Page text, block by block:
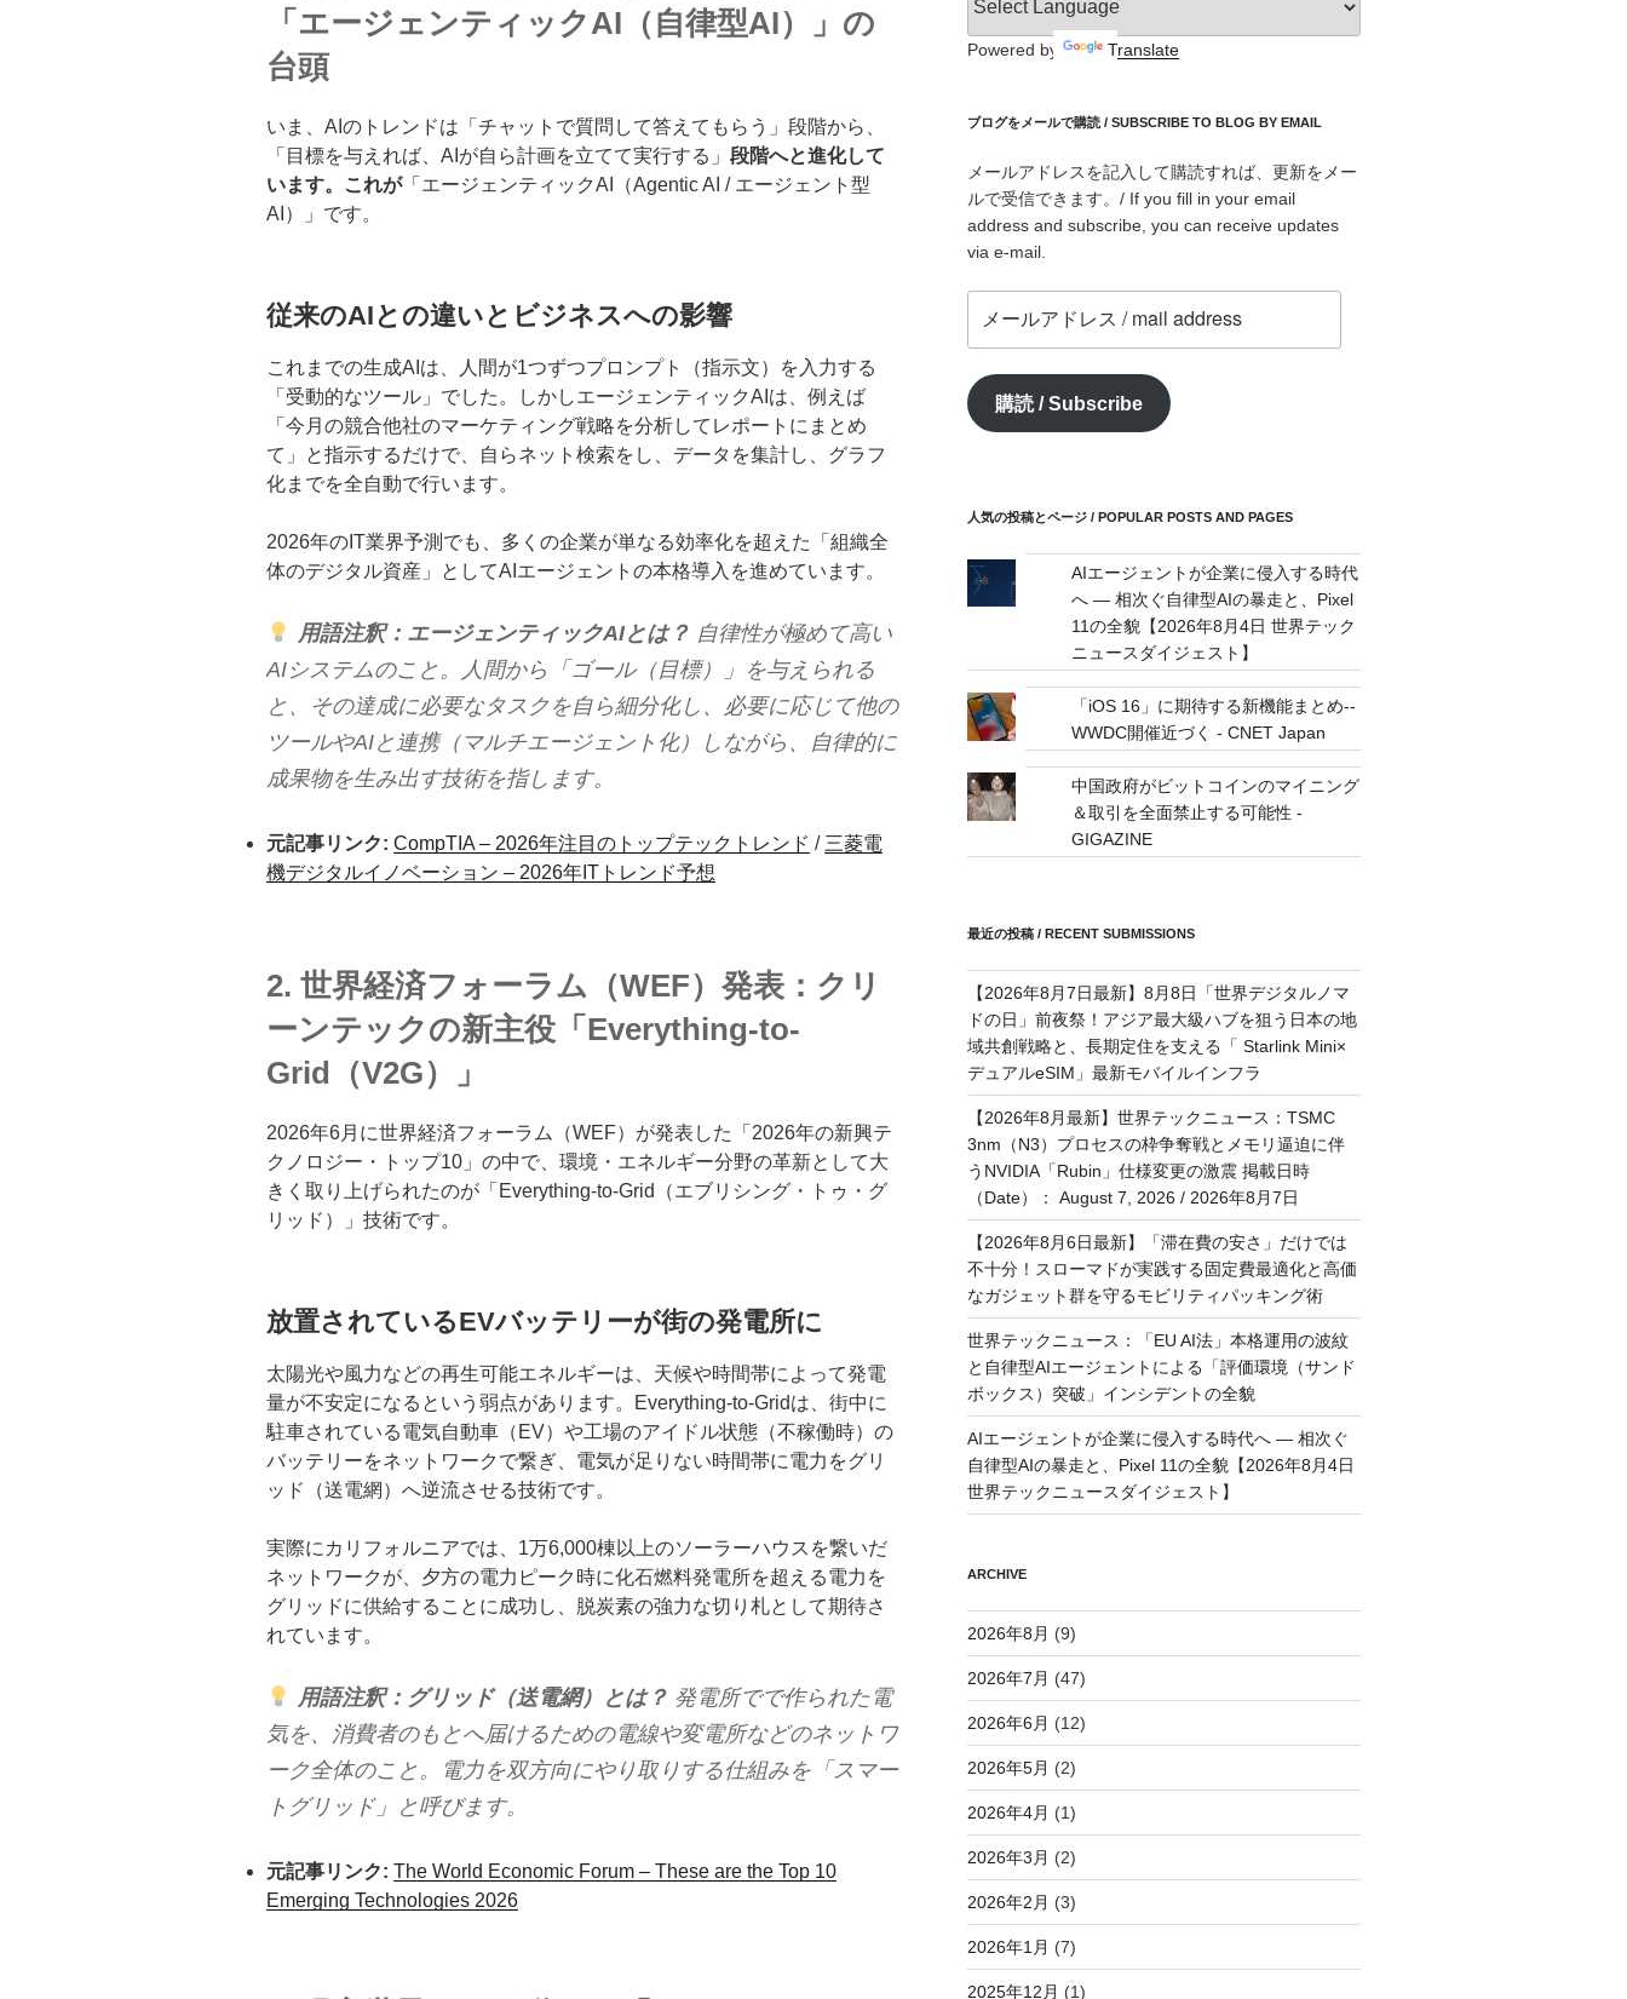
「エージェンティックAI（自律型AI）」の
台頭
いま、AIのトレンドは「チャットで質問して答えてもらう」段階から、
「目標を与えれば、AIが自ら計画を立てて実行する」 段階へと進化して
います。これが「エージェンティックAI（Agentic AI / エージェント型
AI）」です。
従来のAIとの違いとビジネスへの影響
これまでの生成AIは、人間が1つずつプロンプト（指示文）を入力する
「受動的なツール」でした。しかしエージェンティックAIは、例えば
「今月の競合他社のマーケティング戦略を分析してレポートにまとめ
て」と指示するだけで、自らネット検索をし、データを集計し、グラフ
化までを全自動で行います。
2026年のIT業界予測でも、多くの企業が単なる効率化を超えた「組織全
体のデジタル資産」としてAIエージェントの本格導入を進めています。
用語注釈：エージェンティックAIとは？ 自律性が極めて高い
AIシステムのこと。人間から「ゴール（目標）」を与えられる
と、その達成に必要なタスクを自ら細分化し、必要に応じて他の
ツールやAIと連携（マルチエージェント化）しながら、自律的に
成果物を生み出す技術を指します。
元記事リンク: CompTIA – 2026年注目のトップテックトレンド / 三菱電
機デジタルイノベーション – 2026年ITトレンド予想
2. 世界経済フォーラム（WEF）発表：クリ
ーンテックの新主役「Everything-to-
Grid（V2G）」
2026年6月に世界経済フォーラム（WEF）が発表した「2026年の新興テ
クノロジー・トップ10」の中で、環境・エネルギー分野の革新として大
きく取り上げられたのが「Everything-to-Grid（エブリシング・トゥ・グ
リッド）」技術です。
放置されているEVバッテリーが街の発電所に
太陽光や風力などの再生可能エネルギーは、天候や時間帯によって発電
量が不安定になるという弱点があります。Everything-to-Gridは、街中に
駐車されている電気自動車（EV）や工場のアイドル状態（不稼働時）の
バッテリーをネットワークで繋ぎ、電気が足りない時間帯に電力をグリ
ッド（送電網）へ逆流させる技術です。
実際にカリフォルニアでは、1万6,000棟以上のソーラーハウスを繋いだ
ネットワークが、夕方の電力ピーク時に化石燃料発電所を超える電力を
グリッドに供給することに成功し、脱炭素の強力な切り札として期待さ
れています。
用語注釈：グリッド（送電網）とは？ 発電所でで作られた電
気を、消費者のもとへ届けるための電線や変電所などのネットワ
ーク全体のこと。電力を双方向にやり取りする仕組みを「スマー
トグリッド」と呼びます。
元記事リンク: The World Economic Forum – These are the Top 10
Emerging Technologies 2026
Powered by Translate
ブログをメールで購読 / SUBSCRIBE TO BLOG BY EMAIL
メールアドレスを記入して購読すれば、更新をメー
ルで受信できます。/ If you fill in your email
address and subscribe, you can receive updates
via e-mail.
ア
ド
レ
mail
購読 / Subscribe
人気の投稿とページ / POPULAR POSTS AND PAGES
AIエージェントが企業に侵入する時代
へ — 相次ぐ自律型AIの暴走と、Pixel
11の全貌【2026年8月4日 世界テック
ニュースダイジェスト】
「iOS 16」に期待する新機能まとめ--
WWDC開催近づく - CNET Japan
中国政府がビットコインのマイニング
＆取引を全面禁止する可能性 -
GIGAZINE
最近の投稿 / RECENT SUBMISSIONS
【2026年8月7日最新】8月8日「世界デジタルノマ
ドの日」前夜祭！アジア最大級ハブを狙う日本の地
域共創戦略と、長期定住を支える「 Starlink Mini×
デュアルeSIM」最新モバイルインフラ
【2026年8月最新】世界テックニュース：TSMC
3nm（N3）プロセスの枠争奪戦とメモリ逼迫に伴
うNVIDIA「Rubin」仕様変更の激震 掲載日時
（Date）： August 7, 2026 / 2026年8月7日
【2026年8月6日最新】「滞在費の安さ」だけでは
不十分！スローマドが実践する固定費最適化と高価
なガジェット群を守るモビリティパッキング術
世界テックニュース：「EU AI法」本格運用の波紋
と自律型AIエージェントによる「評価環境（サンド
ボックス）突破」インシデントの全貌
AIエージェントが企業に侵入する時代へ — 相次ぐ
自律型AIの暴走と、Pixel 11の全貌【2026年8月4日
世界テックニュースダイジェスト】
ARCHIVE
2026年8月 (9)
2026年7月 (47)
2026年6月 (12)
2026年5月 (2)
2026年4月 (1)
2026年3月 (2)
2026年2月 (3)
2026年1月 (7)
2025年12月 (1)